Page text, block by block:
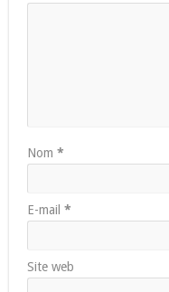
Nom *
E-mail *
Site web